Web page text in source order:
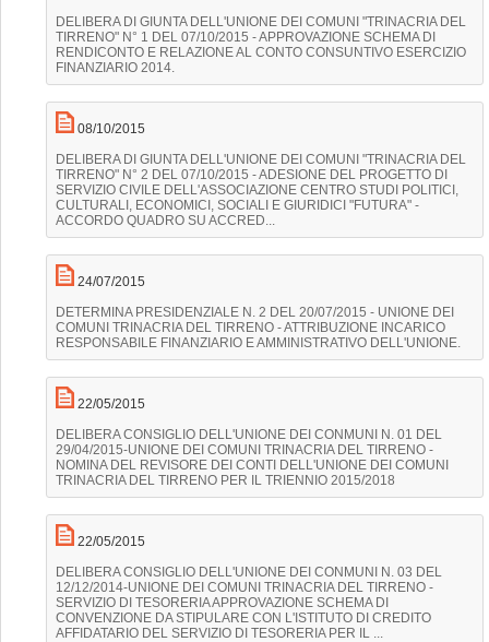
DELIBERA DI GIUNTA DELL'UNIONE DEI COMUNI "TRINACRIA DEL
TIRRENO" N° 1 DEL 07/10/2015 - APPROVAZIONE SCHEMA DI
RENDICONTO E RELAZIONE AL CONTO CONSUNTIVO ESERCIZIO
FINANZIARIO 2014.
08/10/2015
DELIBERA DI GIUNTA DELL'UNIONE DEI COMUNI "TRINACRIA DEL
TIRRENO" N° 2 DEL 07/10/2015 - ADESIONE DEL PROGETTO DI
SERVIZIO CIVILE DELL'ASSOCIAZIONE CENTRO STUDI POLITICI,
CULTURALI, ECONOMICI, SOCIALI E GIURIDICI "FUTURA" -
ACCORDO QUADRO SU ACCRED...
24/07/2015
DETERMINA PRESIDENZIALE N. 2 DEL 20/07/2015 - UNIONE DEI
COMUNI TRINACRIA DEL TIRRENO - ATTRIBUZIONE INCARICO
RESPONSABILE FINANZIARIO E AMMINISTRATIVO DELL'UNIONE.
22/05/2015
DELIBERA CONSIGLIO DELL'UNIONE DEI CONMUNI N. 01 DEL
29/04/2015-UNIONE DEI COMUNI TRINACRIA DEL TIRRENO -
NOMINA DEL REVISORE DEI CONTI DELL'UNIONE DEI COMUNI
TRINACRIA DEL TIRRENO PER IL TRIENNIO 2015/2018
22/05/2015
DELIBERA CONSIGLIO DELL'UNIONE DEI CONMUNI N. 03 DEL
12/12/2014-UNIONE DEI COMUNI TRINACRIA DEL TIRRENO -
SERVIZIO DI TESORERIA APPROVAZIONE SCHEMA DI
CONVENZIONE DA STIPULARE CON L'ISTITUTO DI CREDITO
AFFIDATARIO DEL SERVIZIO DI TESORERIA PER IL ...